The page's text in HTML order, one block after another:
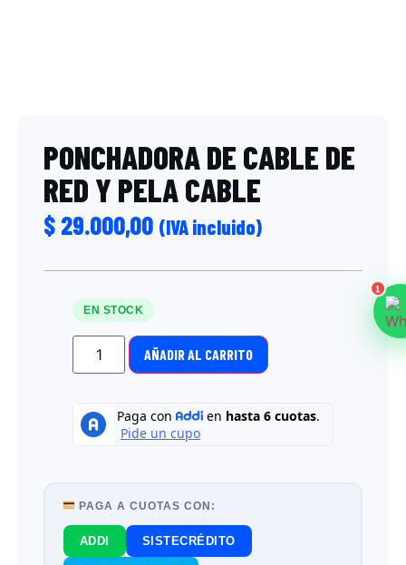
PONCHADORA DE CABLE DE
RED Y PELA CABLE
$ 29.000,00 (IVA incluido)
EN STOCK
AÑADIR AL CARRITO
PAGA A CUOTAS CON:
ADDI SISTECRÉDITO
1